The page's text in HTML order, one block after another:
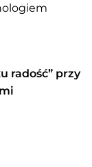
radość” przy